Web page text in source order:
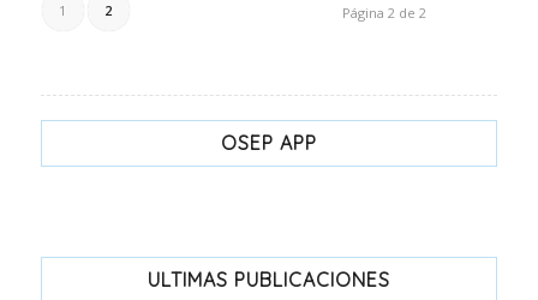
Página 2 de 2
1 2
OSEP APP
ULTIMAS PUBLICACIONES